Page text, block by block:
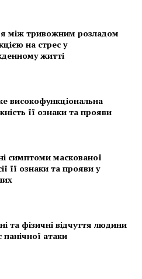
між тривожним розладом
на стрес у
житті
високофункціональна
її ознаки та прояви
симптоми маскованої
її ознаки та прояви у
та фізичні відчуття людини
панічної атаки